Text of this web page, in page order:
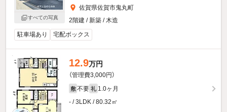
すべての写真
佐賀県佐賀市鬼丸町
2階建 / 新築 / 木造
駐車場あり
宅配ボックス
12.9万円
（管理費3,000円）
敷 不要 礼 1.0ヶ月
- / 3LDK / 80.32㎡